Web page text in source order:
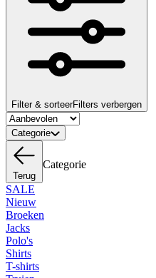
Filter & sorteerFilters verbergen
Categorie
Terug
Categorie
SALE
Nieuw
Broeken
Jacks
Polo's
Shirts
T-shirts